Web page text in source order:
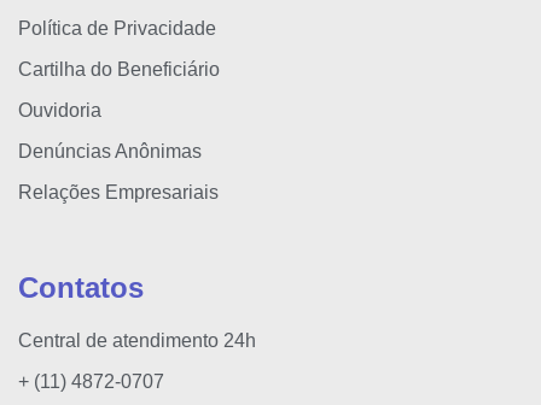
Política de Privacidade
Cartilha do Beneficiário
Ouvidoria
Denúncias Anônimas
Relações Empresariais
Contatos
Central de atendimento 24h
+ (11) 4872-0707